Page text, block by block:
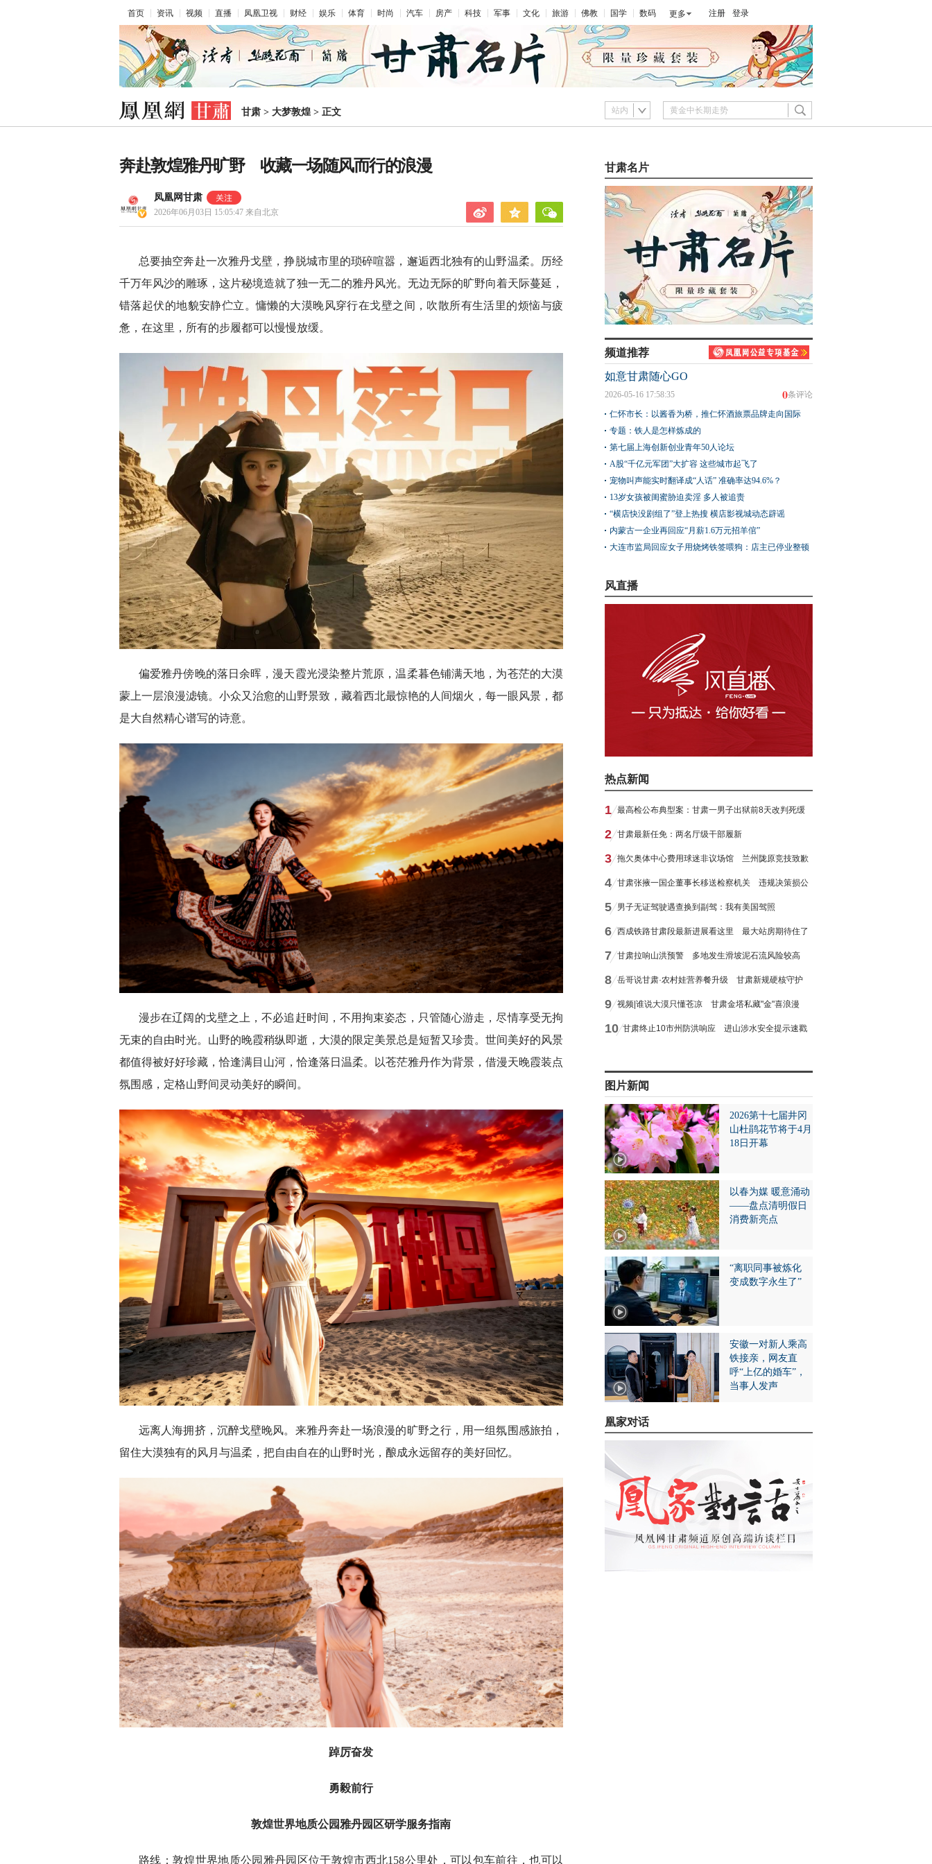
首页 资讯 视频 直播 凤凰卫视 财经 娱乐 体育 时尚 汽车 房产 科技 军事 文化 旅游 佛教 国学 数码 更多 注册 登录
甘肃 > 大梦敦煌 > 正文 站内
奔赴敦煌雅丹旷野 收藏一场随风而行的浪漫
凤凰网甘肃
2026年06月03日 15:05:47 来自北京
总要抽空奔赴一次雅丹戈壁，挣脱城市里的琐碎喧嚣，邂逅西北独有的山野温柔。历经
千万年风沙的雕琢，这片秘境造就了独一无二的雅丹风光。无边无际的旷野向着天际蔓延，
错落起伏的地貌安静伫立。慵懒的大漠晚风穿行在戈壁之间，吹散所有生活里的烦恼与疲
惫，在这里，所有的步履都可以慢慢放缓。
偏爱雅丹傍晚的落日余晖，漫天霞光浸染整片荒原，温柔暮色铺满天地，为苍茫的大漠
蒙上一层浪漫滤镜。小众又治愈的山野景致，藏着西北最惊艳的人间烟火，每一眼风景，都
是大自然精心谱写的诗意。
漫步在辽阔的戈壁之上，不必追赶时间，不用拘束姿态，只管随心游走，尽情享受无拘
无束的自由时光。山野的晚霞稍纵即逝，大漠的限定美景总是短暂又珍贵。世间美好的风景
都值得被好好珍藏，恰逢满目山河，恰逢落日温柔。以苍茫雅丹作为背景，借漫天晚霞装点
氛围感，定格山野间灵动美好的瞬间。
远离人海拥挤，沉醉戈壁晚风。来雅丹奔赴一场浪漫的旷野之行，用一组氛围感旅拍，
留住大漠独有的风月与温柔，把自由自在的山野时光，酿成永远留存的美好回忆。
踔厉奋发
勇毅前行
敦煌世界地质公园雅丹园区研学服务指南
路线：敦煌世界地质公园雅丹园区位于敦煌市西北158公里处，可以包车前往，也可以
甘肃名片
频道推荐
如意甘肃随心GO
0条评论
2026-05-16 17:58:35
仁怀市长：以酱香为桥，推仁怀酒旅票品牌走向国际
专题：铁人是怎样炼成的
第七届上海创新创业青年50人论坛
A股“千亿元军团”大扩容 这些城市起飞了
宠物叫声能实时翻译成“人话” 准确率达94.6%？
13岁女孩被闺蜜胁迫卖淫 多人被追责
“横店快没剧组了”登上热搜 横店影视城动态辟谣
内蒙古一企业再回应“月薪1.6万元招羊倌”
大连市监局回应女子用烧烤铁签喂狗：店主已停业整顿
风直播
热点新闻
1 最高检公布典型案：甘肃一男子出狱前8天改判死缓
2 甘肃最新任免：两名厅级干部履新
3 拖欠奥体中心费用球迷非议场馆 兰州陇原竞技致歉
4 甘肃张掖一国企董事长移送检察机关 违规决策损公
5 男子无证驾驶遇查换到副驾：我有美国驾照
6 西成铁路甘肃段最新进展看这里 最大站房期待住了
7 甘肃拉响山洪预警 多地发生滑坡泥石流风险较高
8 岳哥说甘肃·农村娃营养餐升级 甘肃新规硬核守护
9 视频|谁说大漠只懂苍凉 甘肃金塔私藏"金"喜浪漫
10 甘肃终止10市州防洪响应 进山涉水安全提示速戳
图片新闻
2026第十七届井冈
山杜鹃花节将于4月
18日开幕
以春为媒 暖意涌动
——盘点清明假日
消费新亮点
“离职同事被炼化
变成数字永生了”
安徽一对新人乘高
铁接亲，网友直
呼“上亿的婚车”，
当事人发声
凰家对话